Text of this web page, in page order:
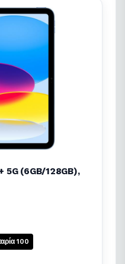
5G (6GB/128GB),
100